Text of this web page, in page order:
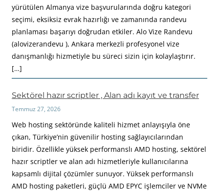
yürütülen Almanya vize başvurularında doğru kategori
seçimi, eksiksiz evrak hazırlığı ve zamanında randevu
planlaması başarıyı doğrudan etkiler. Alo Vize Randevu
(alovizerandevu ), Ankara merkezli profesyonel vize
danışmanlığı hizmetiyle bu süreci sizin için kolaylaştırır.
[…]
Sektörel hazır scriptler , Alan adı kayıt ve transfer
Temmuz 27, 2026
Web hosting sektöründe kaliteli hizmet anlayışıyla öne
çıkan, Türkiye’nin güvenilir hosting sağlayıcılarından
biridir. Özellikle yüksek performanslı AMD hosting, sektörel
hazır scriptler ve alan adı hizmetleriyle kullanıcılarına
kapsamlı dijital çözümler sunuyor. Yüksek performanslı
AMD hosting paketleri, güçlü AMD EPYC işlemciler ve NVMe